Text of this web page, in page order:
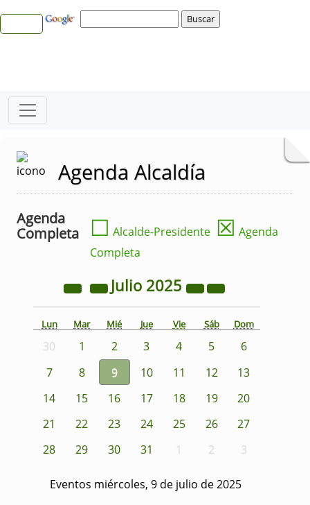
Agenda Alcaldía
Agenda
Completa
☐ Alcalde-Presidente ☒ Agenda
Completa
Julio 2025
Lun Mar Mié Jue Vie Sáb Dom
30 1 2 3 4 5
6
7
8 9 10 11 12
13
14
15 16 17 18 19
20
21
22 23 24 25 26
27
28
29 30 31 1 2 3
Eventos miércoles, 9 de julio de 2025